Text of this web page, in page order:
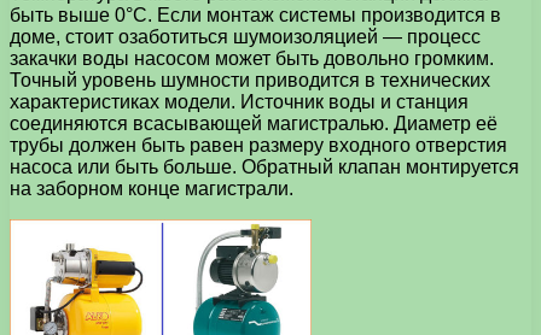
быть выше 0°C. Если монтаж системы производится в
доме, стоит озаботиться шумоизоляцией — процесс
закачки воды насосом может быть довольно громким.
Точный уровень шумности приводится в технических
характеристиках модели. Источник воды и станция
соединяются всасывающей магистралью. Диаметр её
трубы должен быть равен размеру входного отверстия
насоса или быть больше. Обратный клапан монтируется
на заборном конце магистрали.